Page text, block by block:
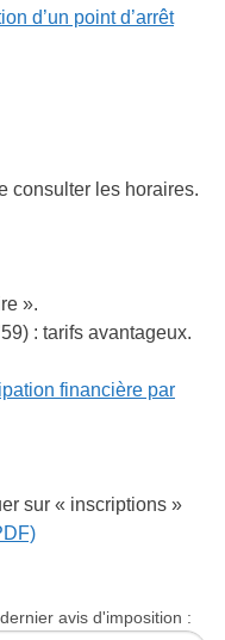
d’un point d’arrêt
consulter les horaires.
».
: tarifs avantageux.
financière par
sur « inscriptions »
avis d'imposition :